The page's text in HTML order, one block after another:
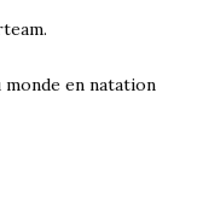
monde en natation